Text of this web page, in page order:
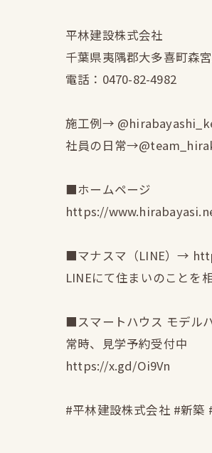
平林建設株式会社
千葉県夷隅郡大多喜町森
電話：0470-82-4982
施工例→
社員の日常
■ホームページ
https://
■マナスマ（LINE）→
LINEにて住まいのことを
■スマートハウス モデル
常時、見学予約受付中
https://x.gd/Oi9Vn
#平林建設株式会社 #新築